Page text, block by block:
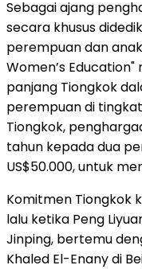
Sebagai ajang
secara khusus
perempuan dan
Women’s
panjang Tiongkok
perempuan di
Tiongkok,
tahun kepada dua
US$50.000, untuk
Komitmen Tiongkok
lalu ketika Peng
Jinping, bertemu
Khaled El-Enany di